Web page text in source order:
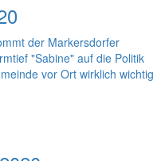
der Markersdorfer
"Sabine" auf die Politik
vor Ort wirklich wichtig